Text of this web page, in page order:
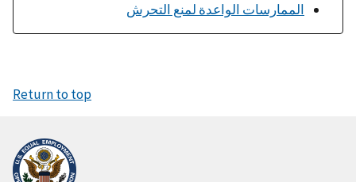
الممارسات الواعدة لمنع التحرش
Return to top